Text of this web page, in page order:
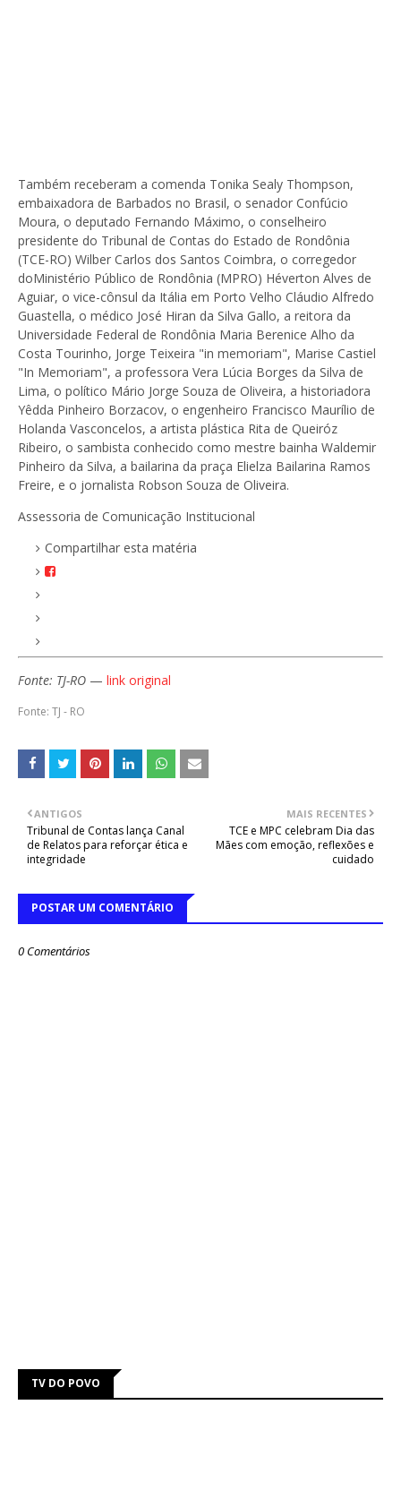
Também receberam a comenda Tonika Sealy Thompson,
embaixadora de Barbados no Brasil, o senador Confúcio
Moura, o deputado Fernando Máximo, o conselheiro
presidente do Tribunal de Contas do Estado de Rondônia
(TCE-RO) Wilber Carlos dos Santos Coimbra, o corregedor
doMinistério Público de Rondônia (MPRO) Héverton Alves de
Aguiar, o vice-cônsul da Itália em Porto Velho Cláudio Alfredo
Guastella, o médico José Hiran da Silva Gallo, a reitora da
Universidade Federal de Rondônia Maria Berenice Alho da
Costa Tourinho, Jorge Teixeira "in memoriam", Marise Castiel
"In Memoriam", a professora Vera Lúcia Borges da Silva de
Lima, o político Mário Jorge Souza de Oliveira, a historiadora
Yêdda Pinheiro Borzacov, o engenheiro Francisco Maurílio de
Holanda Vasconcelos, a artista plástica Rita de Queiróz
Ribeiro, o sambista conhecido como mestre bainha Waldemir
Pinheiro da Silva, a bailarina da praça Elielza Bailarina Ramos
Freire, e o jornalista Robson Souza de Oliveira.
Assessoria de Comunicação Institucional
Compartilhar esta matéria
Fonte: TJ-RO — link original
Fonte: TJ - RO
MAIS RECENTES
TCE e MPC celebram Dia das
Mães com emoção, reflexões e
cuidado
ANTIGOS
Tribunal de Contas lança Canal
de Relatos para reforçar ética e
integridade
POSTAR UM COMENTÁRIO
0 Comentários
TV DO POVO